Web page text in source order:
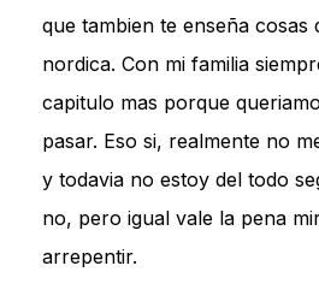
que tambien te enseña cosas
nordica. Con mi familia
capitulo mas porque
pasar. Eso si, realmente no
y todavia no estoy del todo
no, pero igual vale la pena
arrepentir.